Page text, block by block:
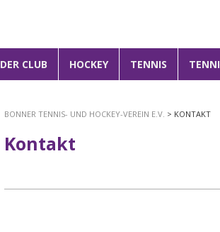
ZUM
DER CLUB HOCKEY TENNIS
BONNER TENNIS- UND HOCKEY-VEREIN E.V. > KONTAKT
Kontakt